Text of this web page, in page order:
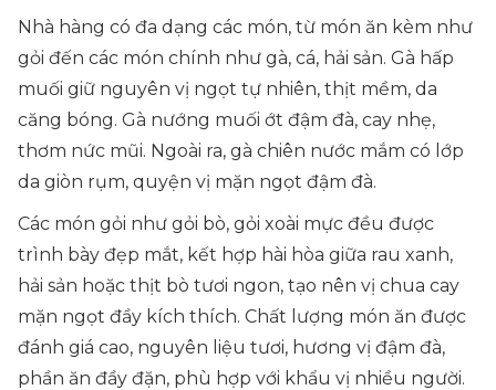
Nhà hàng có đa dạng các món, từ món ăn kèm như
gỏi đến các món chính như gà, cá, hải sản. Gà hấp
muối giữ nguyên vị ngọt tự nhiên, thịt mềm, da
căng bóng. Gà nướng muối ớt đậm đà, cay nhẹ,
thơm nức mũi. Ngoài ra, gà chiên nước mắm có lớp
da giòn rụm, quyện vị mặn ngọt đậm đà.
Các món gỏi như gỏi bò, gỏi xoài mực đều được
trình bày đẹp mắt, kết hợp hài hòa giữa rau xanh,
hải sản hoặc thịt bò tươi ngon, tạo nên vị chua cay
mặn ngọt đầy kích thích. Chất lượng món ăn được
đánh giá cao, nguyên liệu tươi, hương vị đậm đà,
phần ăn đầy đặn, phù hợp với khẩu vị nhiều người.